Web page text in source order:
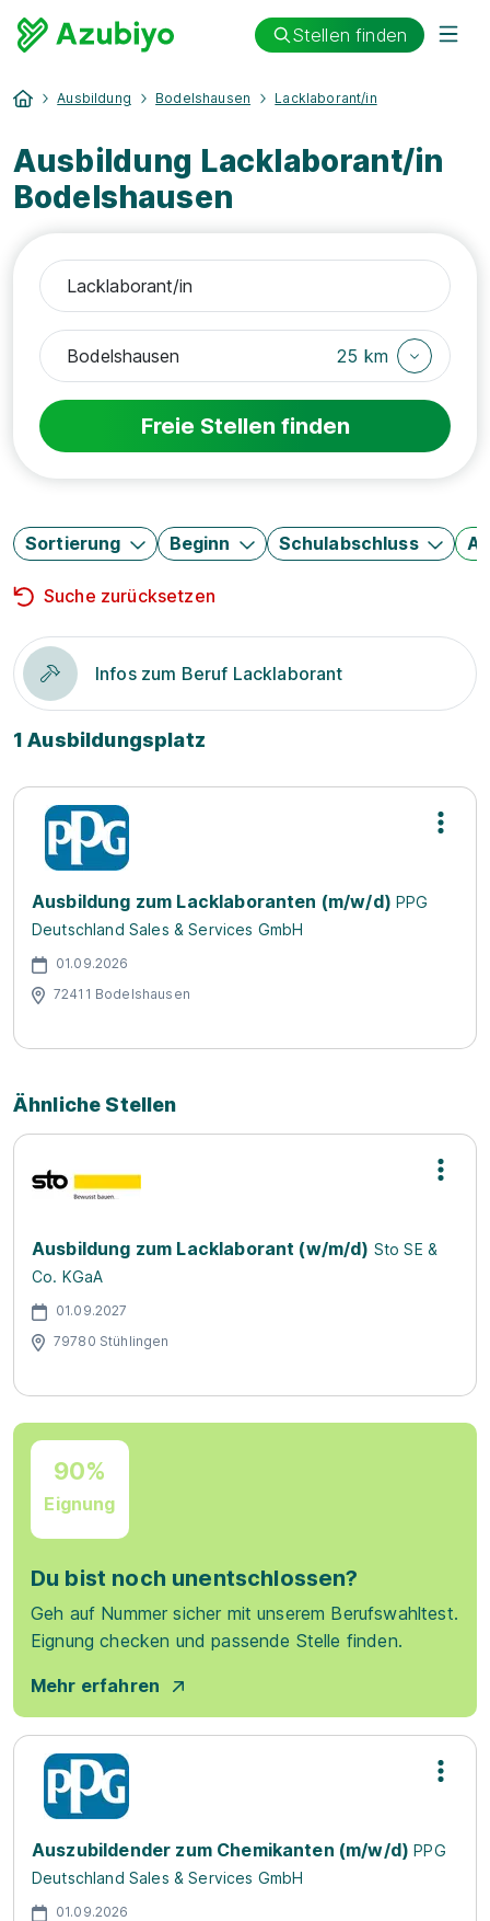
Stellen finden
Ausbildung Bodelshausen Lacklaborant/in
Ausbildung Lacklaborant/in
Bodelshausen
25 km
Freie Stellen finden
Sortierung Beginn Schulabschluss
Suche zurücksetzen
Infos zum Beruf Lacklaborant
1 Ausbildungsplatz
Ausbildung zum Lacklaboranten (m/w/d) PPG
Deutschland Sales & Services GmbH
01.09.2026
72411 Bodelshausen
Ähnliche Stellen
Ausbildung zum Lacklaborant (w/m/d) Sto SE &
Co. KGaA
01.09.2027
79780 Stühlingen
90%
Eignung
Du bist noch unentschlossen?
Geh auf Nummer sicher mit unserem Berufswahltest.
Eignung checken und passende Stelle finden.
Mehr erfahren
Auszubildender zum Chemikanten (m/w/d) PPG
Deutschland Sales & Services GmbH
01.09.2026